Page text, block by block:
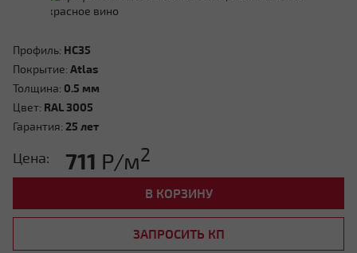
Профиль: HC35
Покрытие: Atlas
Толщина: 0.5 мм
Цвет: RAL 3005
Гарантия: 25 лет
Цена: 711 Р/м2
В КОРЗИНУ
ЗАПРОСИТЬ КП